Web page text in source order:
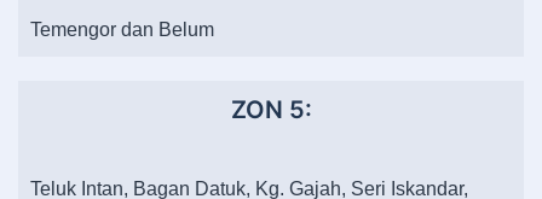
Temengor dan Belum
ZON 5:
Teluk Intan, Bagan Datuk, Kg. Gajah, Seri Iskandar,